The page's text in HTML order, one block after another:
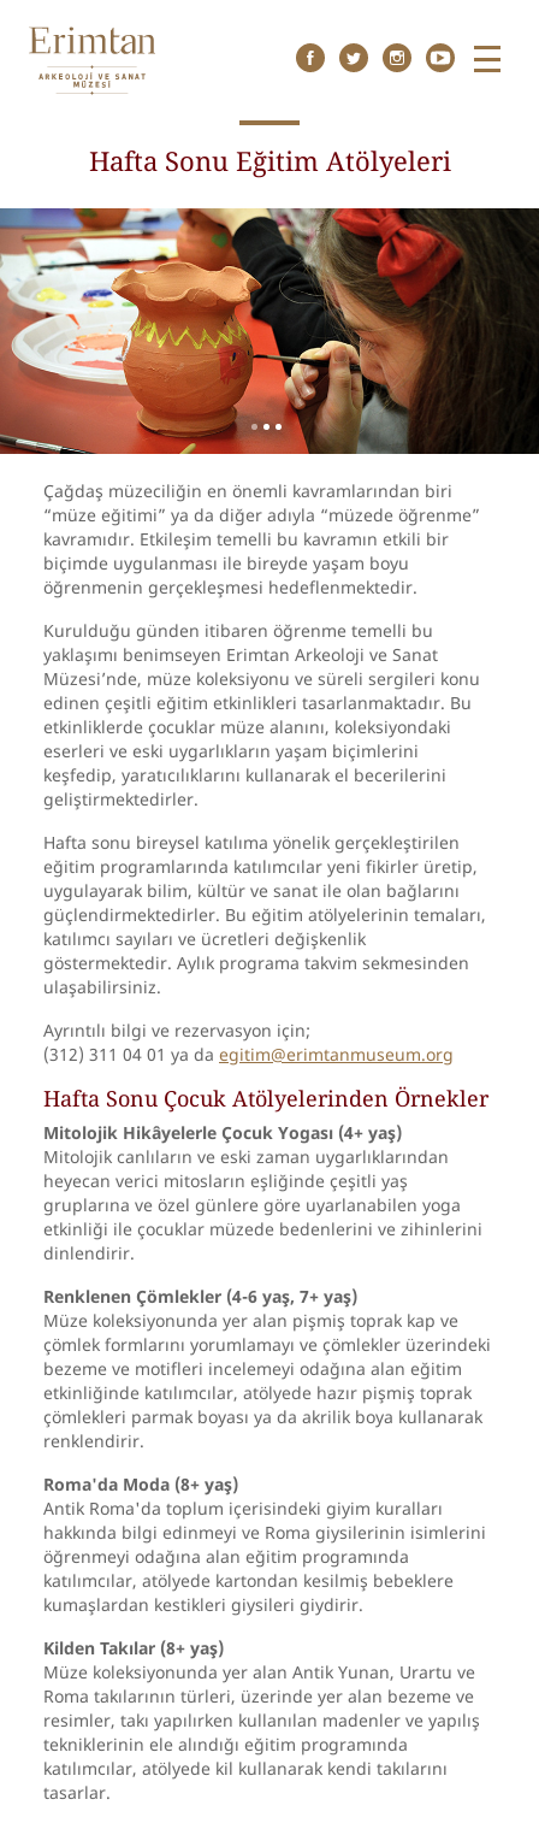
Menu
Hafta Sonu Eğitim Atölyeleri
Çağdaş müzeciliğin en önemli kavramlarından biri
“müze eğitimi” ya da diğer adıyla “müzede öğrenme”
kavramıdır. Etkileşim temelli bu kavramın etkili bir
biçimde uygulanması ile bireyde yaşam boyu
öğrenmenin gerçekleşmesi hedeflenmektedir.
Kurulduğu günden itibaren öğrenme temelli bu
yaklaşımı benimseyen Erimtan Arkeoloji ve Sanat
Müzesi’nde, müze koleksiyonu ve süreli sergileri konu
edinen çeşitli eğitim etkinlikleri tasarlanmaktadır. Bu
etkinliklerde çocuklar müze alanını, koleksiyondaki
eserleri ve eski uygarlıkların yaşam biçimlerini
keşfedip, yaratıcılıklarını kullanarak el becerilerini
geliştirmektedirler.
Hafta sonu bireysel katılıma yönelik gerçekleştirilen
eğitim programlarında katılımcılar yeni fikirler üretip,
uygulayarak bilim, kültür ve sanat ile olan bağlarını
güçlendirmektedirler. Bu eğitim atölyelerinin temaları,
katılımcı sayıları ve ücretleri değişkenlik
göstermektedir. Aylık programa takvim sekmesinden
ulaşabilirsiniz.
Ayrıntılı bilgi ve rezervasyon için;
(312) 311 04 01 ya da egitim@erimtanmuseum.org
Hafta Sonu Çocuk Atölyelerinden Örnekler
Mitolojik Hikâyelerle Çocuk Yogası (4+ yaş)
Mitolojik canlıların ve eski zaman uygarlıklarından
heyecan verici mitosların eşliğinde çeşitli yaş
gruplarına ve özel günlere göre uyarlanabilen yoga
etkinliği ile çocuklar müzede bedenlerini ve zihinlerini
dinlendirir.
Renklenen Çömlekler (4-6 yaş, 7+ yaş)
Müze koleksiyonunda yer alan pişmiş toprak kap ve
çömlek formlarını yorumlamayı ve çömlekler üzerindeki
bezeme ve motifleri incelemeyi odağına alan eğitim
etkinliğinde katılımcılar, atölyede hazır pişmiş toprak
çömlekleri parmak boyası ya da akrilik boya kullanarak
renklendirir.
Roma'da Moda (8+ yaş)
Antik Roma'da toplum içerisindeki giyim kuralları
hakkında bilgi edinmeyi ve Roma giysilerinin isimlerini
öğrenmeyi odağına alan eğitim programında
katılımcılar, atölyede kartondan kesilmiş bebeklere
kumaşlardan kestikleri giysileri giydirir.
Kilden Takılar (8+ yaş)
Müze koleksiyonunda yer alan Antik Yunan, Urartu ve
Roma takılarının türleri, üzerinde yer alan bezeme ve
resimler, takı yapılırken kullanılan madenler ve yapılış
tekniklerinin ele alındığı eğitim programında
katılımcılar, atölyede kil kullanarak kendi takılarını
tasarlar.